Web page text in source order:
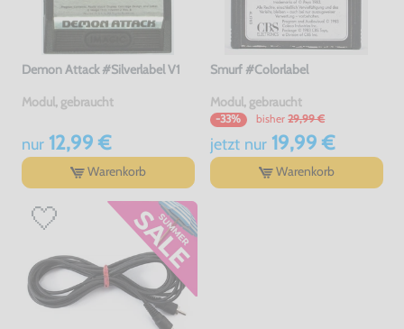
Demon Attack #Silverlabel V1
Modul, gebraucht
nur12,99 €
Warenkorb
Smurf #Colorlabel
Modul, gebraucht
-33% bisher 29,99 €
jetzt nur19,99 €
Warenkorb